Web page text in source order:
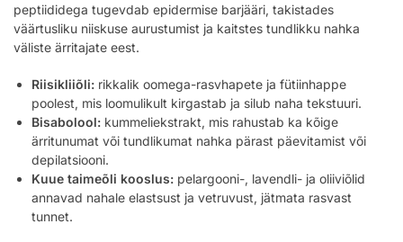
peptiididega tugevdab epidermise barjääri, takistades
väärtusliku niiskuse aurustumist ja kaitstes tundlikku nahka
väliste ärritajate eest.
Riisikliiõli: rikkalik oomega-rasvhapete ja fütiinhappe
poolest, mis loomulikult kirgastab ja silub naha tekstuuri.
Bisabolool: kummeliekstrakt, mis rahustab ka kõige
ärritunumat või tundlikumat nahka pärast päevitamist või
depilatsiooni.
Kuue taimeõli kooslus: pelargooni-, lavendli- ja oliiviõlid
annavad nahale elastsust ja vetruvust, jätmata rasvast
tunnet.